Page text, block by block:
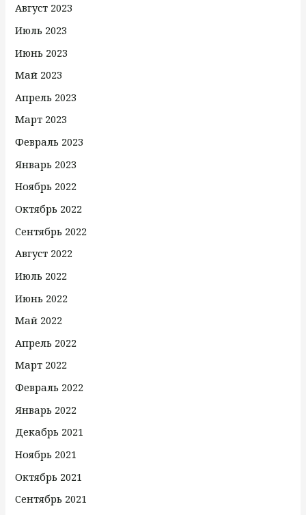
Август 2023
Июль 2023
Июнь 2023
Май 2023
Апрель 2023
Март 2023
Февраль 2023
Январь 2023
Ноябрь 2022
Октябрь 2022
Сентябрь 2022
Август 2022
Июль 2022
Июнь 2022
Май 2022
Апрель 2022
Март 2022
Февраль 2022
Январь 2022
Декабрь 2021
Ноябрь 2021
Октябрь 2021
Сентябрь 2021